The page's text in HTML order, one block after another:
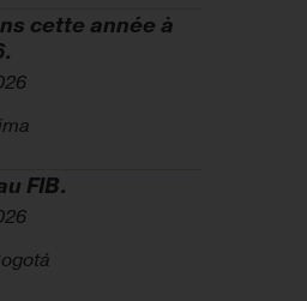
cette année à
FIB.